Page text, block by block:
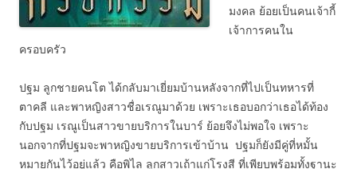
มงคล ย้อยเป็นคนเจ้ากี้
เจ้าการคนใน
ครอบครัว
ปฐม ลูกชายคนโต ได้กลับมาเยี่ยมบ้านหลังจากที่ไปเป็นทหารที่
ตาคลี และพาหญิงสาวชื่อเรณูมาด้วย เพราะเธอบอกว่าเธอได้ท้อง
กับปฐม เรณูเป็นสาวขายบริการในบาร์ ย้อยจึงไม่พอใจ เพราะ
นอกจากที่ปฐมจะพาหญิงขายบริการเข้าบ้าน ปฐมก็ยังมีคู่ที่หมั้น
หมายกันไว้อยู่แล้ว คือพิไล ลูกสาวเถ้าแก่โรงสี ที่เพียบพร้อมทั้งฐานะ